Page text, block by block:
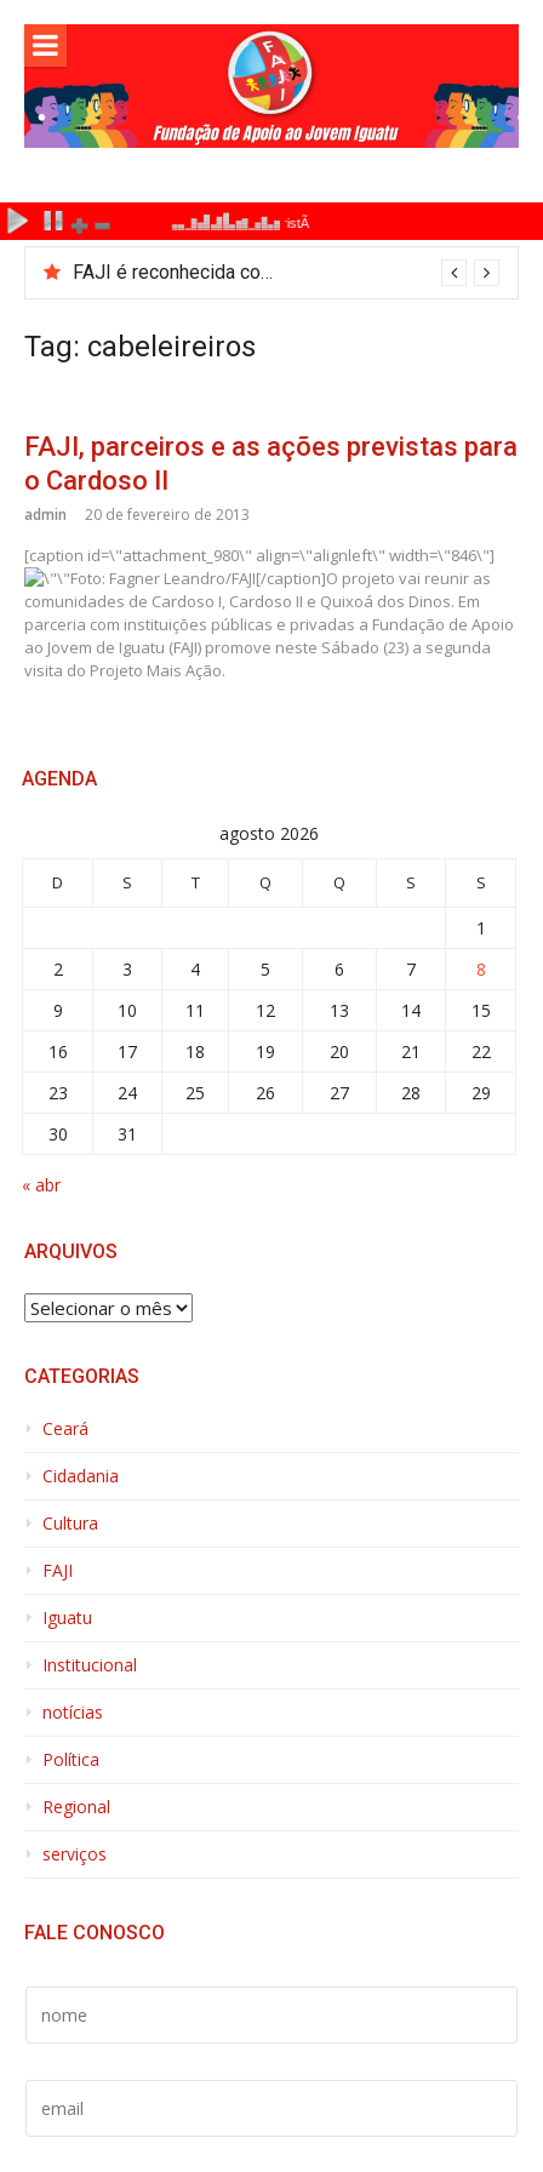
para
conteúdo
FAJI é reconhecida como Ponto de Cultura pelo Ministério da Cultura
Tag: cabeleireiros
FAJI, parceiros e as ações previstas para
o Cardoso II
admin 20 de fevereiro de 2013
[caption id=\"attachment_980\" align=\"alignleft\" width=\"846\"]
Foto: Fagner Leandro/FAJI[/caption]O projeto vai reunir as
comunidades de Cardoso I, Cardoso II e Quixoá dos Dinos. Em
parceria com instituições públicas e privadas a Fundação de Apoio
ao Jovem de Iguatu (FAJI) promove neste Sábado (23) a segunda
visita do Projeto Mais Ação.
AGENDA
agosto 2026
D S T Q Q S S
1
2
3 4 5 6 7
8
9
10 11 12 13 14
15
16
17 18 19 20 21
22
23
24 25 26 27 28
29
30
31
« abr
ARQUIVOS
ARQUIVOS
CATEGORIAS
Ceará
Cidadania
Cultura
FAJI
Iguatu
Institucional
notícias
Política
Regional
serviços
FALE CONOSCO
U
N
U